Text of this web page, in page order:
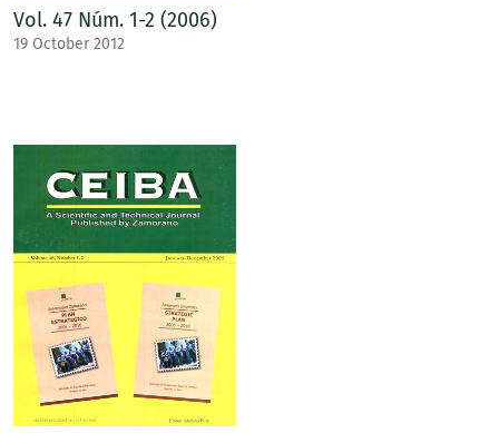
Vol. 47 Núm. 1-2 (2006)
19 October 2012